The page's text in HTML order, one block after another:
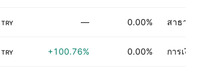
TRY — 0.00% สาธารณู
TRY +100.76% 0.00% การเงิน